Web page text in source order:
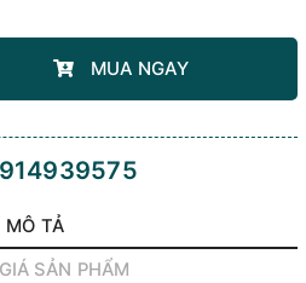
MUA NGAY
MÔ TẢ
SẢN PHẨM